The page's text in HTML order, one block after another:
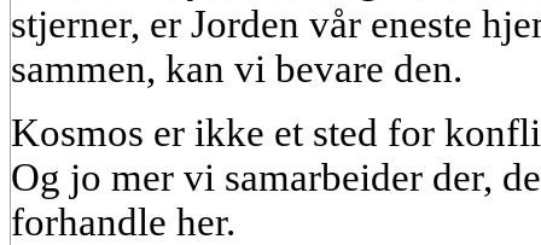
stjerner, er Jorden vår eneste
sammen, kan vi bevare den.
Kosmos er ikke et sted for
Og jo mer vi samarbeider der,
forhandle her.